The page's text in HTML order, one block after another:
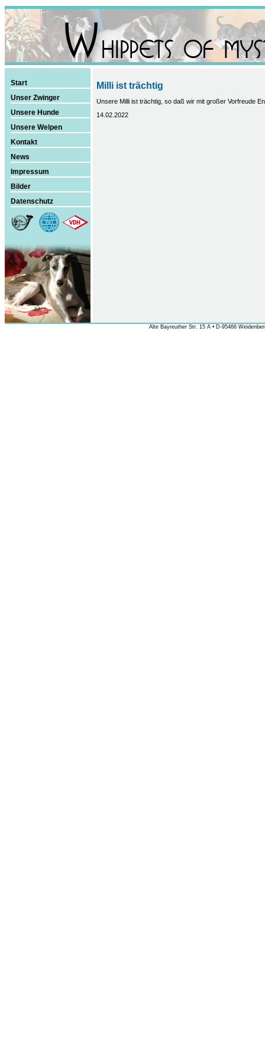
Start
Unser Zwinger
Unsere Hunde
Unsere Welpen
Kontakt
News
Impressum
Bilder
Datenschutz
Milli ist trächtig
Unsere Milli ist trächtig, so daß wir mit großer Vorfreude
14.02.2022
Alte Bayreuther Str. 15 A • D-95466